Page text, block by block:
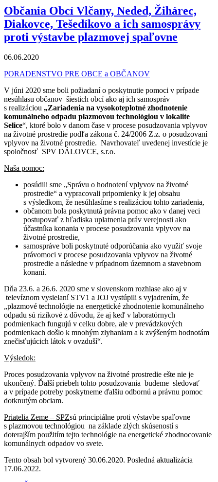
Občania Obcí Vlčany, Neded, Žihárec,
Diakovce, Tešedíkovo a ich samosprávy
proti výstavbe plazmovej spaľovne
06.06.2020
PORADENSTVO PRE OBCE a OBČANOV
V júni 2020 sme boli požiadaní o poskytnutie pomoci v prípade
nesúhlasu občanov šiestich obcí ako aj ich samospráv
s realizáciou „Zariadenia na vysokoteplotné zhodnotenie
komunálneho odpadu plazmovou technológiou v lokalite
Selice“, ktoré bolo v danom čase v procese posudzovania vplyvov
na životné prostredie podľa zákona č. 24/2006 Z.z. o posudzovaní
vplyvov na životné prostredie. Navrhovateľ uvedenej investície je
spoločnosť SPV DÁLOVCE, s.r.o.
Naša pomoc:
posúdili sme „Správu o hodnotení vplyvov na životné
prostredie“ a vypracovali pripomienky k jej obsahu
s výsledkom, že nesúhlasíme s realizáciou tohto zariadenia,
občanom bola poskytnutá právna pomoc ako v danej veci
postupovať z hľadiska uplatnenia práv verejnosti ako
účastníka konania v procese posudzovania vplyvov na
životné prostredie,
samospráve boli poskytnuté odporúčania ako využiť svoje
právomoci v procese posudzovania vplyvov na životné
prostredie a následne v prípadnom územnom a stavebnom
konaní.
Dňa 23.6. a 26.6. 2020 sme v slovenskom rozhlase ako aj v
televíznom vysielaní STV1 a JOJ vystúpili s vyjadrením, že
„plazmové technológie na energetické zhodnotenie komunálneho
odpadu sú rizikové z dôvodu, že aj keď v laboratórnych
podmienkach fungujú v celku dobre, ale v prevádzkových
podmienkach došlo k mnohým zlyhaniam a k zvýšeným hodnotám
znečisťujúcich látok v ovzduší“.
Výsledok:
Proces posudzovania vplyvov na životné prostredie ešte nie je
ukončený. Ďalší priebeh tohto posudzovania budeme sledovať
a v prípade potreby poskytneme ďalšiu odbornú a právnu pomoc
dotknutým obciam.
Priatelia Zeme – SPZsú principiálne proti výstavbe spaľovne
s plazmovou technológiou na základe zlých skúseností s
doterajším použitím tejto technológie na energetické zhodnocovanie
komunálnych odpadov vo svete.
Tento obsah bol vytvorený 30.06.2020. Posledná aktualizácia
17.06.2022.